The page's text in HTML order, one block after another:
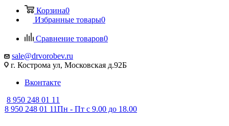
Корзина0
Избранные товары0
Сравнение товаров0
sale@drvorobev.ru
г. Кострома ул, Московская д.92Б
Вконтакте
8 950 248 01 11
8 950 248 01 11Пн - Пт с 9.00 до 18.00